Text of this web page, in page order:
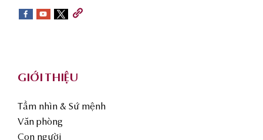
sidebar
GIỚI THIỆU
Tầm nhìn & Sứ mệnh
Văn phòng
Con người